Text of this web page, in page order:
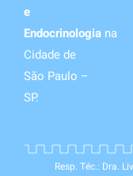
e
Endocrinologia na
Cidade de
São Paulo –
SP.
Resp. Téc.: Dra.